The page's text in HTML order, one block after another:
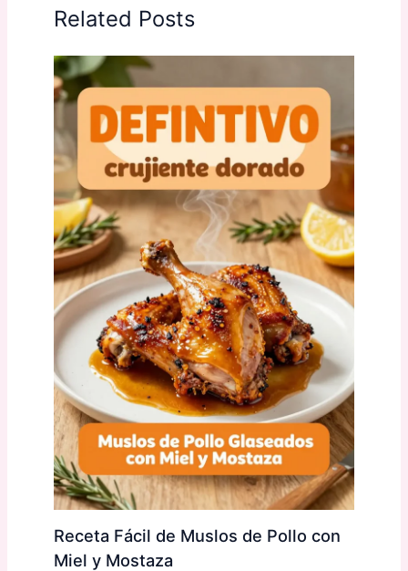
Related Posts
Receta Fácil de Muslos de Pollo con
Miel y Mostaza